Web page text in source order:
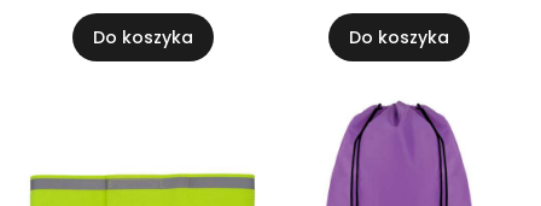
Do koszyka Do koszyka